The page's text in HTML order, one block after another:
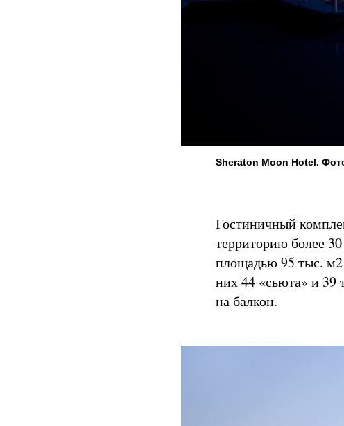
Sheraton Moon Hotel.
Гостиничный
территорию более
площадью 95 тыс. м2
них 44 «сьюта» и 39
на балкон.